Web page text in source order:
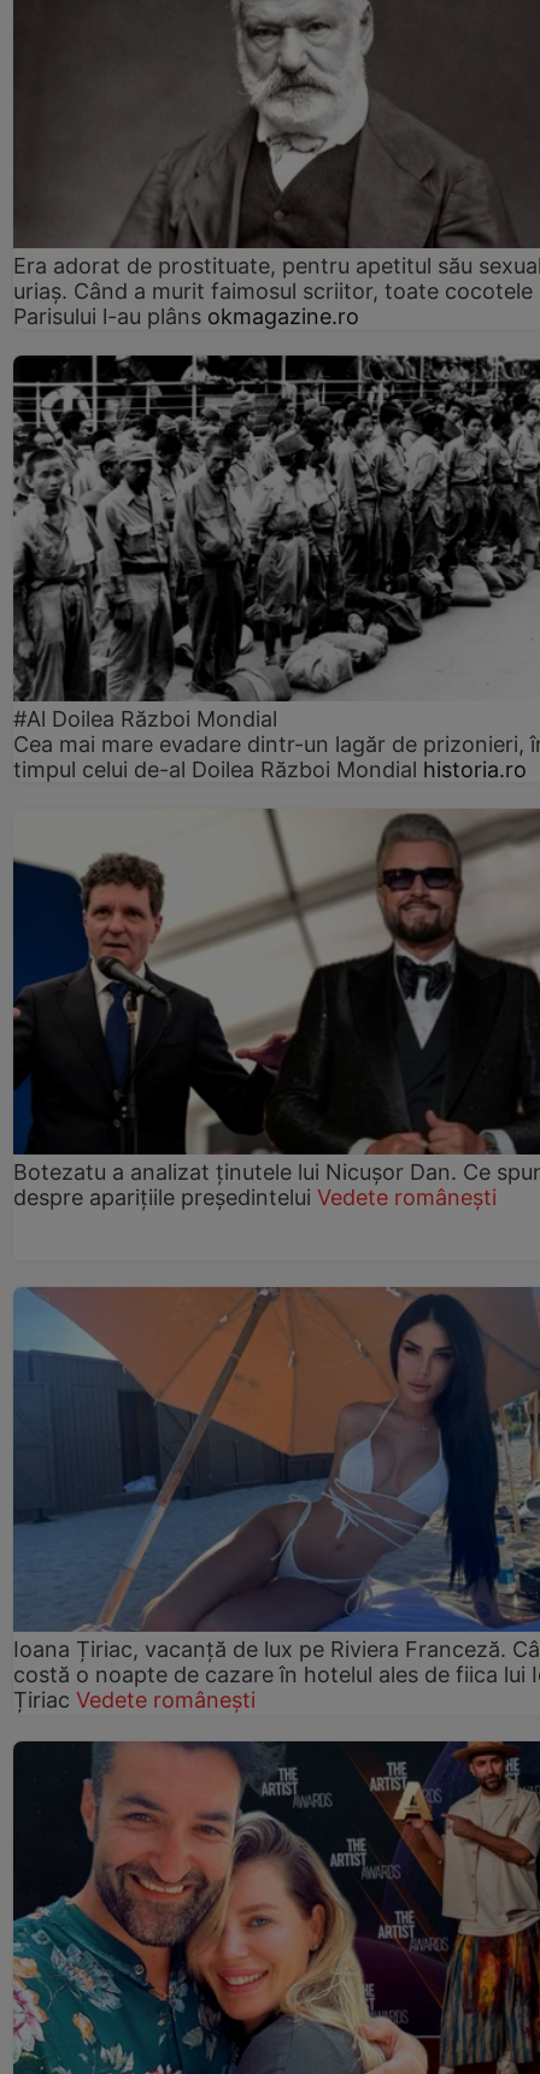
Era adorat de prostituate, pentru apetitul său
uriaș. Când a murit faimosul scriitor, toate cocotele
Parisului l-au plâns okmagazine.ro
#Al Doilea Război Mondial
Cea mai mare evadare dintr-un lagăr de prizonieri,
timpul celui de-al Doilea Război Mondial historia.ro
Botezatu a analizat ținutele lui Nicușor Dan. Ce
despre aparițiile președintelui Vedete românești
Ioana Țiriac, vacanță de lux pe Riviera Franceză.
costă o noapte de cazare în hotelul ales de fiica lui
Țiriac Vedete românești